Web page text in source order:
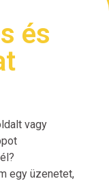
és
vagy
egy üzenetet,